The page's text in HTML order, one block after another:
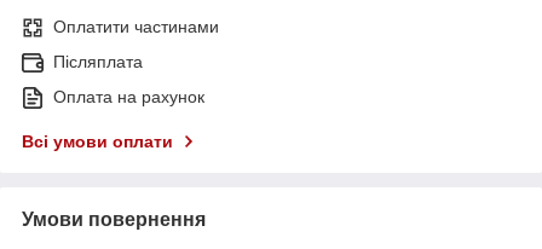
Оплатити частинами
Післяплата
Оплата на рахунок
Всі умови оплати
Умови повернення